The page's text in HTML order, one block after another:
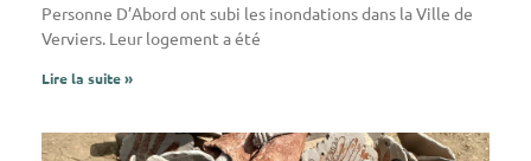
Personne D’Abord ont subi les inondations dans la Ville de
Verviers. Leur logement a été
Lire la suite »